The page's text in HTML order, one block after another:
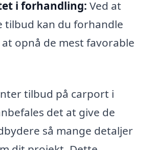
i forhandling: Ved at
tilbud kan du forhandle
opnå de mest favorable
tilbud på carport i
det at give de
så mange detaljer